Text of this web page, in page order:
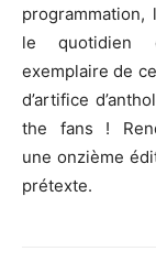
le quotidien
exemplaire de
d’artifice
the fans !
une onzième
prétexte.